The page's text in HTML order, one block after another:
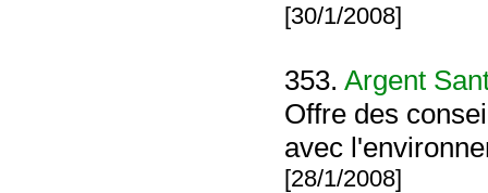
[30/1/2008]
353. Argent
Offre des
avec
[28/1/2008]